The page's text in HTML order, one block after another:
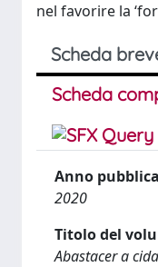
nel favorire la
Scheda
Scheda
Anno
2020
Titolo del
Abastacer a